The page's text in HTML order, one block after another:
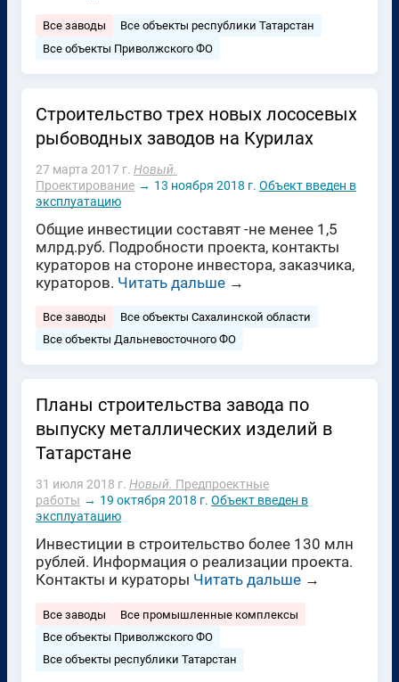
Все заводы
Все объекты республики Татарстан
Все объекты Приволжского ФО
Строительство трех новых лососевых
рыбоводных заводов на Курилах
27 марта 2017 г. Новый.
Проектирование → 13 ноября 2018 г. Объект введен в
эксплуатацию
Общие инвестиции составят -не менее 1,5
млрд.руб. Подробности проекта, контакты
кураторов на стороне инвестора, заказчика,
кураторов. Читать дальше →
Все заводы
Все объекты Сахалинской области
Все объекты Дальневосточного ФО
Планы строительства завода по
выпуску металлических изделий в
Татарстане
31 июля 2018 г. Новый. Предпроектные
работы → 19 октября 2018 г. Объект введен в
эксплуатацию
Инвестиции в строительство более 130 млн
рублей. Информация о реализации проекта.
Контакты и кураторы Читать дальше →
Все заводы
Все промышленные комплексы
Все объекты Приволжского ФО
Все объекты республики Татарстан